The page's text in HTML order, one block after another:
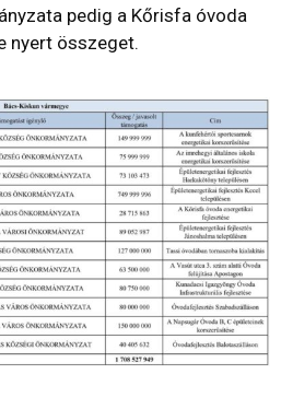
pedig a Kőrisfa óvoda
nyert összeget.